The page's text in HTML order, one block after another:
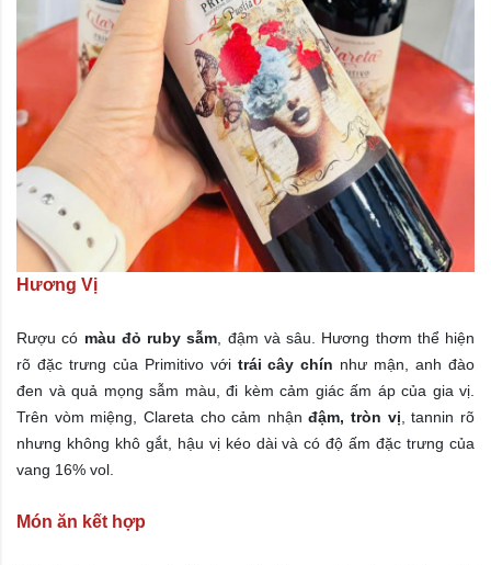
Hương Vị
Rượu có màu đỏ ruby sẫm, đậm và sâu. Hương thơm thể hiện
rõ đặc trưng của Primitivo với trái cây chín như mận, anh đào
đen và quả mọng sẫm màu, đi kèm cảm giác ấm áp của gia vị.
Trên vòm miệng, Clareta cho cảm nhậnđậm, tròn vị, tannin rõ
nhưng không khô gắt, hậu vị kéo dài và có độ ấm đặc trưng của
vang 16% vol.
Món ăn kết hợp